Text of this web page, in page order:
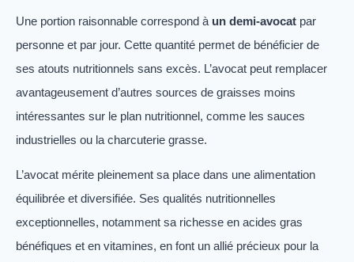
Une portion raisonnable correspond à un demi-avocat par
personne et par jour. Cette quantité permet de bénéficier de
ses atouts nutritionnels sans excès. L’avocat peut remplacer
avantageusement d’autres sources de graisses moins
intéressantes sur le plan nutritionnel, comme les sauces
industrielles ou la charcuterie grasse.
L’avocat mérite pleinement sa place dans une alimentation
équilibrée et diversifiée. Ses qualités nutritionnelles
exceptionnelles, notamment sa richesse en acides gras
bénéfiques et en vitamines, en font un allié précieux pour la